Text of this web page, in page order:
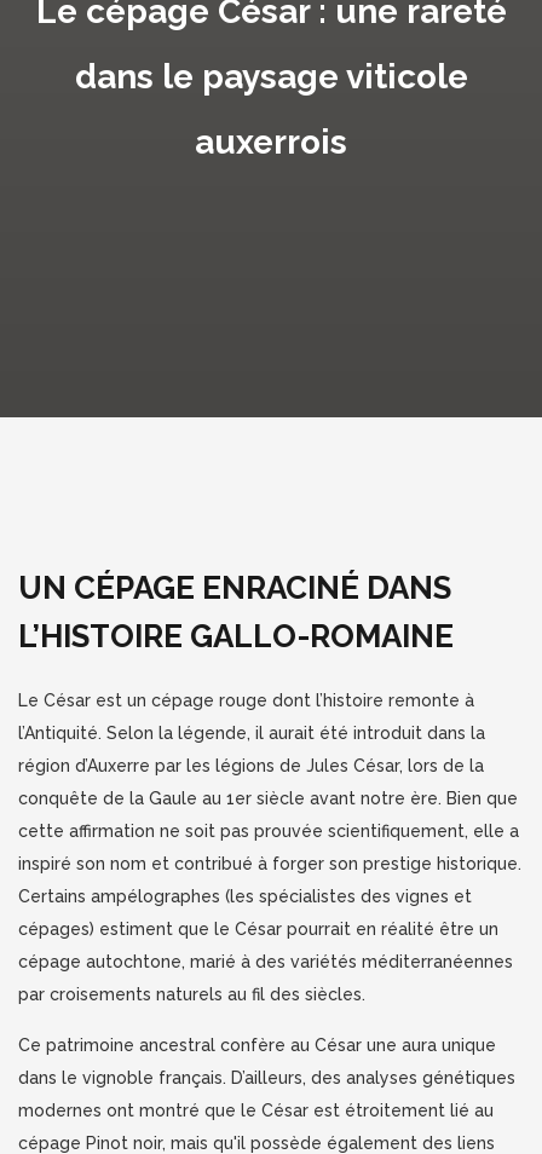
Le cépage César : une rareté
dans le paysage viticole
auxerrois
UN CÉPAGE ENRACINÉ DANS
L’HISTOIRE GALLO-ROMAINE
Le César est un cépage rouge dont l’histoire remonte à
l’Antiquité. Selon la légende, il aurait été introduit dans la
région d’Auxerre par les légions de Jules César, lors de la
conquête de la Gaule au 1er siècle avant notre ère. Bien que
cette affirmation ne soit pas prouvée scientifiquement, elle a
inspiré son nom et contribué à forger son prestige historique.
Certains ampélographes (les spécialistes des vignes et
cépages) estiment que le César pourrait en réalité être un
cépage autochtone, marié à des variétés méditerranéennes
par croisements naturels au fil des siècles.
Ce patrimoine ancestral confère au César une aura unique
dans le vignoble français. D’ailleurs, des analyses génétiques
modernes ont montré que le César est étroitement lié au
cépage Pinot noir, mais qu'il possède également des liens